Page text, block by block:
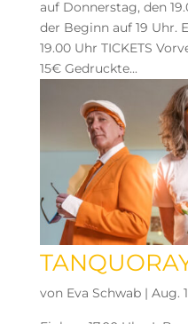
auf Donnerstag, den
der Beginn auf 19 Uhr.
19.00 Uhr TICKETS
15€ Gedruckte...
von Eva Schwab| Aug.